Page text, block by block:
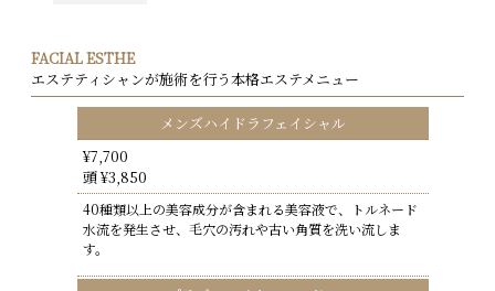
FACIAL ESTHE
エステティシャンが施術を行う本格エステメニュー
メンズハイドラフェイシャル
¥7,700
頭¥3,850
40種類以上の美容成分が含まれる美容液で、トルネード
水流を発生させ、毛穴の汚れや古い角質を洗い流しま
す。